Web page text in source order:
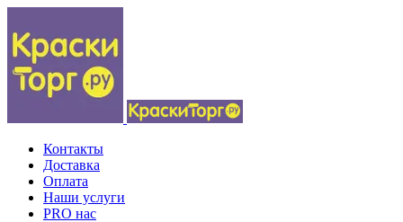
Контакты
Доставка
Оплата
Наши услуги
PRO нас